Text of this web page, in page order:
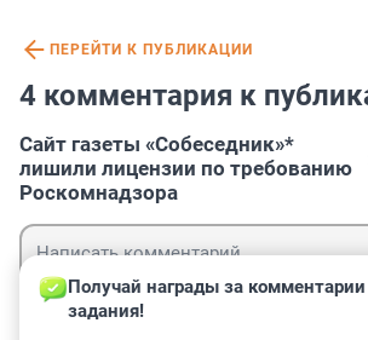
ПЕРЕЙТИ К ПУБЛИКАЦИИ
4 комментария к
Сайт газеты «Собеседник»*
лишили лицензии по требованию
Роскомнадзора
Получай награды за комментарии
задания!